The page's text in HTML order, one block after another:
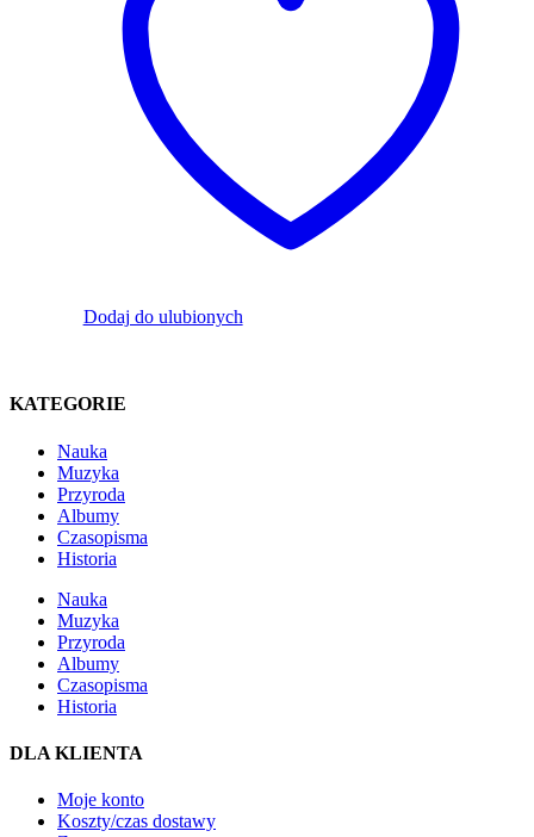
Dodaj do ulubionych
KATEGORIE
Nauka
Muzyka
Przyroda
Albumy
Czasopisma
Historia
Nauka
Muzyka
Przyroda
Albumy
Czasopisma
Historia
DLA KLIENTA
Moje konto
Koszty/czas dostawy